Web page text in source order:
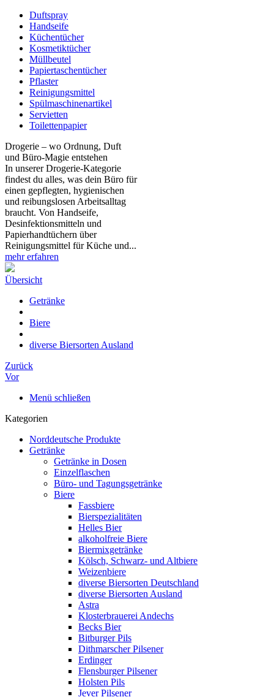
Duftspray
Handseife
Küchentücher
Kosmetiktücher
Müllbeutel
Papiertaschentücher
Pflaster
Reinigungsmittel
Spülmaschinenartikel
Servietten
Toilettenpapier
Drogerie – wo Ordnung, Duft
und Büro‑Magie entstehen
In unserer Drogerie‑Kategorie
findest du alles, was dein Büro für
einen gepflegten, hygienischen
und reibungslosen Arbeitsalltag
braucht. Von Handseife,
Desinfektionsmitteln und
Papierhandtüchern über
Reinigungsmittel für Küche und...
mehr erfahren
Übersicht
Getränke
Biere
diverse Biersorten Ausland
Zurück
Vor
Menü schließen
Kategorien
Norddeutsche Produkte
Getränke
Getränke in Dosen
Einzelflaschen
Büro- und Tagungsgetränke
Biere
Fassbiere
Bierspezialitäten
Helles Bier
alkoholfreie Biere
Biermixgetränke
Kölsch, Schwarz- und Altbiere
Weizenbiere
diverse Biersorten Deutschland
diverse Biersorten Ausland
Astra
Klosterbrauerei Andechs
Becks Bier
Bitburger Pils
Dithmarscher Pilsener
Erdinger
Flensburger Pilsener
Holsten Pils
Jever Pilsener